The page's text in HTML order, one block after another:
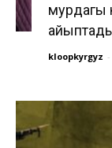
мурдагы
kloopkyrgyz -